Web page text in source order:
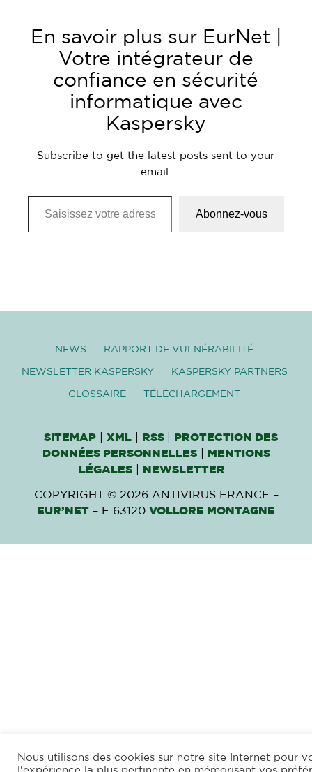
En savoir plus sur EurNet |
Votre intégrateur de
confiance en sécurité
informatique avec
Kaspersky
Subscribe to get the latest posts sent to your
email.
Saisissez votre adresse e-mail…
Abonnez-vous
NEWS RAPPORT DE VULNÉRABILITÉ
NEWSLETTER KASPERSKY KASPERSKY PARTNERS
GLOSSAIRE TÉLÉCHARGEMENT
– SITEMAP| XML| RSS
PROTECTION DES
DONNÉES PERSONNELLES|
MENTIONS
LÉGALES| NEWSLETTER –
COPYRIGHT © 2026 ANTIVIRUS FRANCE –
EUR’NET – F 63120 VOLLORE MONTAGNE
Nous utilisons des cookies sur notre site Internet pour